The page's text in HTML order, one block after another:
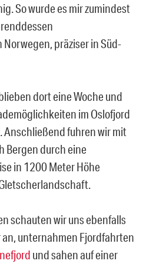
So wurde es mir zumindest
Norwegen, präziser in Süd-
dort eine Woche und
im Oslofjord
Anschließend fuhren wir mit
Bergen durch eine
in 1200 Meter Höhe
schauten wir uns ebenfalls
unternahmen Fjordfahrten
und sahen auf einer